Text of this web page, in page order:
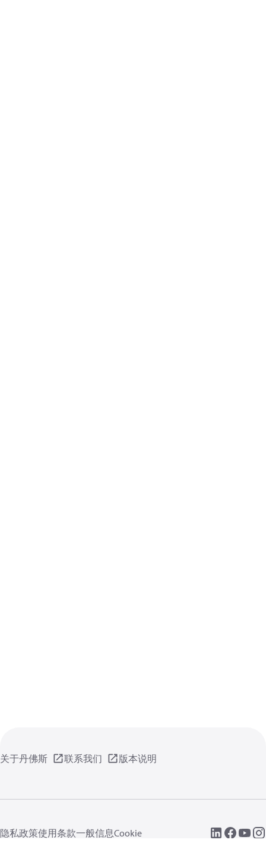
关于丹佛斯 联系我们 版本说明
隐私政策使用条款一般信息Cookie